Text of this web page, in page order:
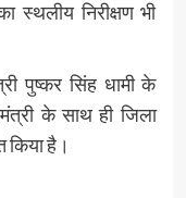
स्थलीय निरीक्षण भी
पुष्कर सिंह धामी के
के साथ ही जिला
किया है।